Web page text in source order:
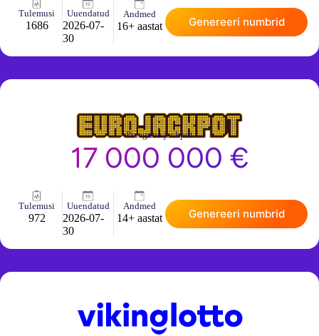
Tulemusi
1686
Uuendatud
2026-07-
30
Andmed
16+ aastat Genereeri numbrid
Praegune jackpot
17 000 000 €
Tulemusi
972
Uuendatud
2026-07-
30
Andmed
14+ aastat Genereeri numbrid